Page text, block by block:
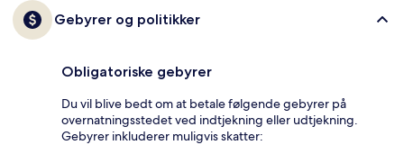
Gebyrer og politikker
Obligatoriske gebyrer
Du vil blive bedt om at betale følgende gebyrer på
overnatningsstedet ved indtjekning eller udtjekning.
Gebyrer inkluderer muligvis skatter: